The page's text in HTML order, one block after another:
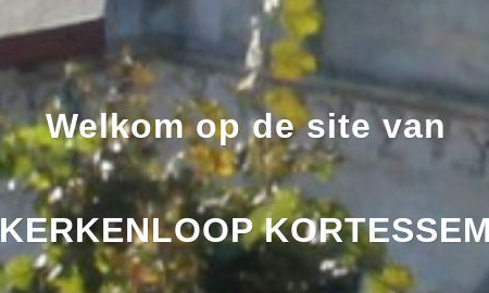
Welkom op de site van
KERKENLOOP